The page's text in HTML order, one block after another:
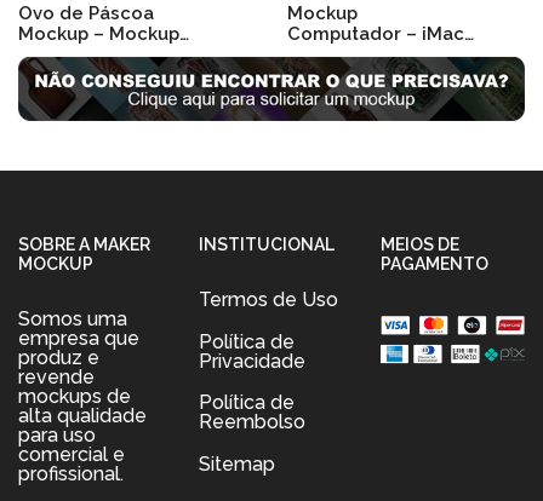
Ovo de Páscoa
Mockup – Mockup
Páscoa
R$19.90
Mockup
Computador – iMac
Mockup
R$19.90
SOBRE A MAKER
MOCKUP
Somos uma
empresa que
produz e
revende
mockups de
alta qualidade
para uso
comercial e
profissional.
INSTITUCIONAL
Termos de Uso
Política de
Privacidade
Política de
Reembolso
Sitemap
MEIOS DE
PAGAMENTO